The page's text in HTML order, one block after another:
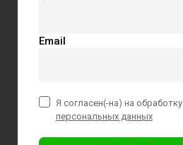
Email
Я согласен(-на) на обработку
персональных данных